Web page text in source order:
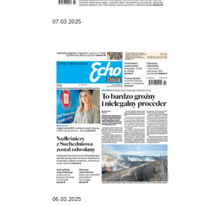
07.03.2025
06.03.2025